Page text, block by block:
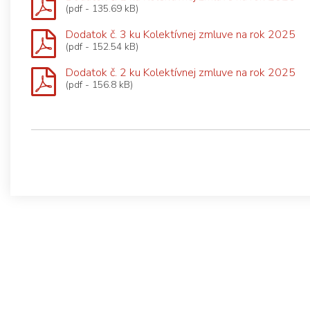
(pdf - 135.69 kB)
Dodatok č. 3 ku Kolektívnej zmluve na rok 2025
(pdf - 152.54 kB)
Dodatok č. 2 ku Kolektívnej zmluve na rok 2025
(pdf - 156.8 kB)